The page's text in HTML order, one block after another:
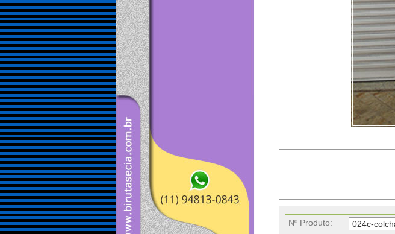
Nº Produto: